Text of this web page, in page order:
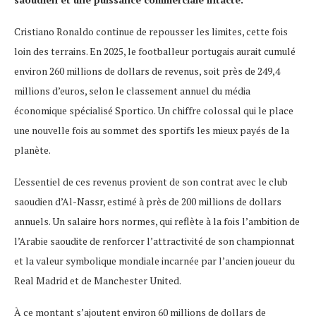
Cristiano Ronaldo continue de repousser les limites, cette fois
loin des terrains. En 2025, le footballeur portugais aurait cumulé
environ 260 millions de dollars de revenus, soit près de 249,4
millions d’euros, selon le classement annuel du média
économique spécialisé Sportico. Un chiffre colossal qui le place
une nouvelle fois au sommet des sportifs les mieux payés de la
planète.
L’essentiel de ces revenus provient de son contrat avec le club
saoudien d’Al-Nassr, estimé à près de 200 millions de dollars
annuels. Un salaire hors normes, qui reflète à la fois l’ambition de
l’Arabie saoudite de renforcer l’attractivité de son championnat
et la valeur symbolique mondiale incarnée par l’ancien joueur du
Real Madrid et de Manchester United.
À ce montant s’ajoutent environ 60 millions de dollars de